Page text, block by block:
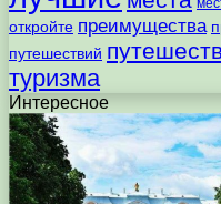
откройте преимущества
путешествий
туризма
Интересное